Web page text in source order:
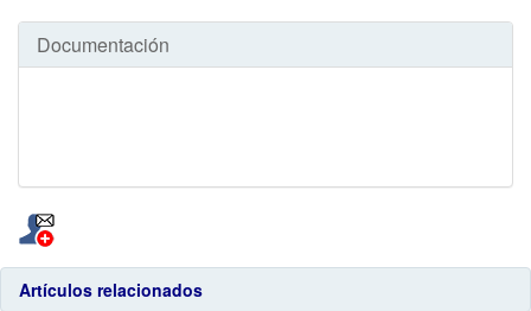
Documentación
Artículos relacionados